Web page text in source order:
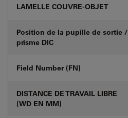
LAMELLE COUVRE-OBJET
Position de la pupille de sortie /
prisme DIC
Field Number (FN)
DISTANCE DE TRAVAIL LIBRE
(WD EN MM)